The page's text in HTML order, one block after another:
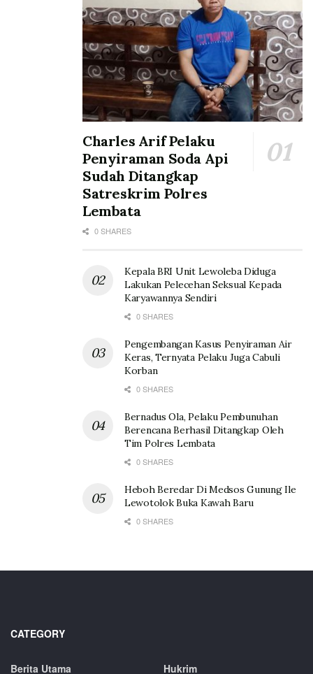
Charles Arif Pelaku
Penyiraman Soda Api
Sudah Ditangkap
Satreskrim Polres
Lembata
0 SHARES
Kepala BRI Unit Lewoleba Diduga
Lakukan Pelecehan Seksual Kepada
Karyawannya Sendiri
0 SHARES
Pengembangan Kasus Penyiraman Air
Keras, Ternyata Pelaku Juga Cabuli
Korban
0 SHARES
Bernadus Ola, Pelaku Pembunuhan
Berencana Berhasil Ditangkap Oleh
Tim Polres Lembata
0 SHARES
Heboh Beredar Di Medsos Gunung Ile
Lewotolok Buka Kawah Baru
0 SHARES
CATEGORY
Berita Utama Hukrim